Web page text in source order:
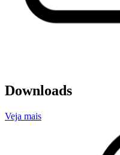
Downloads
Veja mais